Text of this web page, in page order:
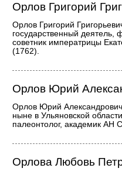
Орлов Григорий
Орлов Григорий
государственный деятель,
советник императрицы
(1762).
Орлов Юрий
Орлов Юрий
ныне в Ульяновской
палеонтолог, академик АН
Орлова Любовь